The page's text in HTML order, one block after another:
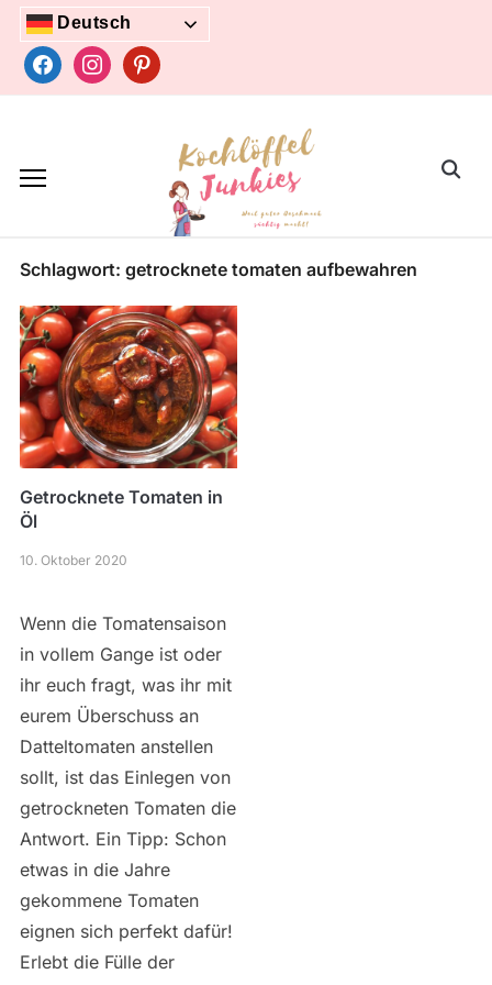
Skip
content
Deutsch
facebookinstagrampinterest
Search
Schlagwort: getrocknete tomaten aufbewahren
Getrocknete Tomaten in
Öl
10. Oktober 2020
Wenn die Tomatensaison
in vollem Gange ist oder
ihr euch fragt, was ihr mit
eurem Überschuss an
Datteltomaten anstellen
sollt, ist das Einlegen von
getrockneten Tomaten die
Antwort. Ein Tipp: Schon
etwas in die Jahre
gekommene Tomaten
eignen sich perfekt dafür!
Erlebt die Fülle der